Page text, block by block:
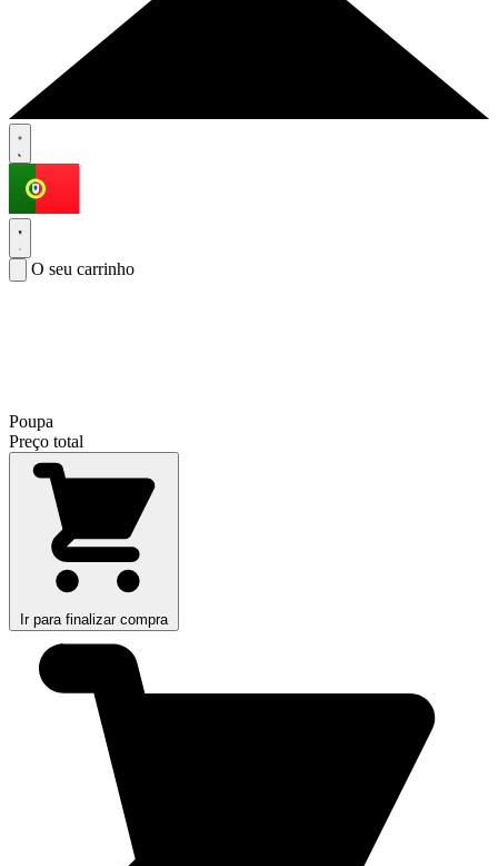
O seu carrinho
Poupa
Preço total
Ir para finalizar compra